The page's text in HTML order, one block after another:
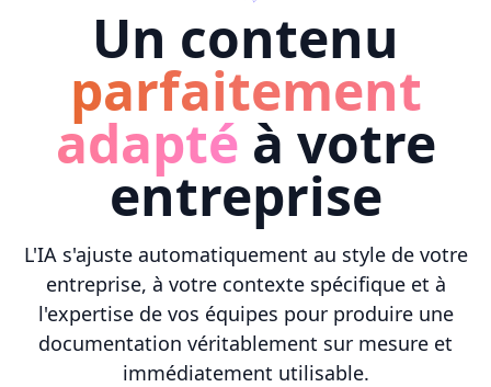
Un contenu
parfaitement
adapté à votre
entreprise
L'IA s'ajuste automatiquement au style de votre
entreprise, à votre contexte spécifique et à
l'expertise de vos équipes pour produire une
documentation véritablement sur mesure et
immédiatement utilisable.